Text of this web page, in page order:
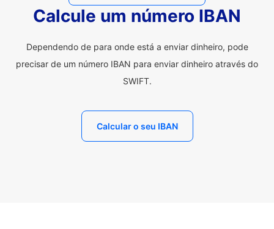
Calcule um número IBAN
Dependendo de para onde está a enviar dinheiro, pode
precisar de um número IBAN para enviar dinheiro através do
SWIFT.
Calcular o seu IBAN